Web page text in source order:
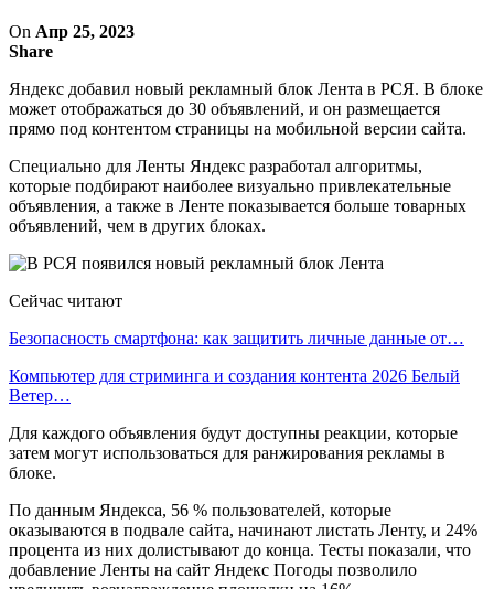
On Апр 25, 2023
Share
Яндекс добавил новый рекламный блок Лента в РСЯ. В блоке
может отображаться до 30 объявлений, и он размещается
прямо под контентом страницы на мобильной версии сайта.
Специально для Ленты Яндекс разработал алгоритмы,
которые подбирают наиболее визуально привлекательные
объявления, а также в Ленте показывается больше товарных
объявлений, чем в других блоках.
Сейчас читают
Безопасность смартфона: как защитить личные данные от…
Компьютер для стриминга и создания контента 2026 Белый
Ветер…
Для каждого объявления будут доступны реакции, которые
затем могут использоваться для ранжирования рекламы в
блоке.
По данным Яндекса, 56 % пользователей, которые
оказываются в подвале сайта, начинают листать Ленту, и 24%
процента из них долистывают до конца. Тесты показали, что
добавление Ленты на сайт Яндекс Погоды позволило